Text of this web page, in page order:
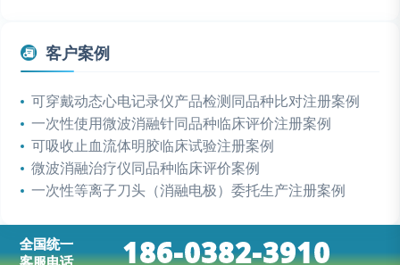
客户案例
可穿戴动态心电记录仪产品检测同品种比对注册案例
一次性使用微波消融针同品种临床评价注册案例
可吸收止血流体明胶临床试验注册案例
微波消融治疗仪同品种临床评价案例
一次性等离子刀头（消融电极）委托生产注册案例
全国统一
客服电话
186-0382-3910